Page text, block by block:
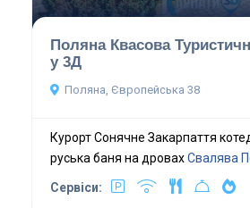
Поляна Квасова
у 3Д
Поляна, Європейська 38
Курорт Сонячне Закарпаття
руська баня на дровахСвалява
Сервіси: